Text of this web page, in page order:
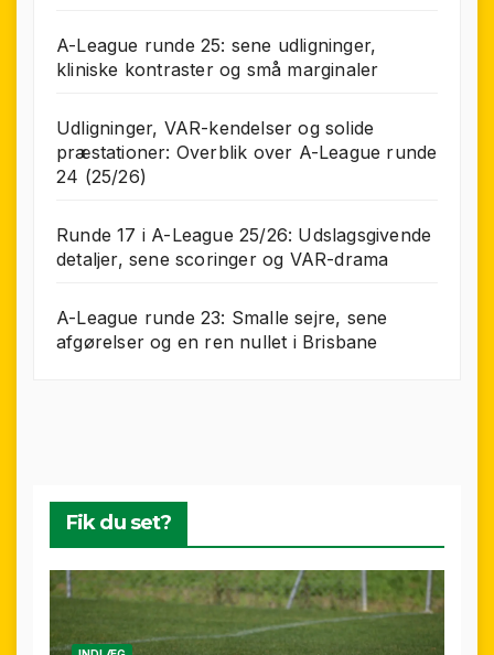
A-League runde 25: sene udligninger,
kliniske kontraster og små marginaler
Udligninger, VAR-kendelser og solide
præstationer: Overblik over A-League runde
24 (25/26)
Runde 17 i A-League 25/26: Udslagsgivende
detaljer, sene scoringer og VAR-drama
A-League runde 23: Smalle sejre, sene
afgørelser og en ren nullet i Brisbane
Fik du set?